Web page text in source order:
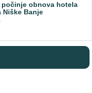
počinje obnova hotela
Niške Banje